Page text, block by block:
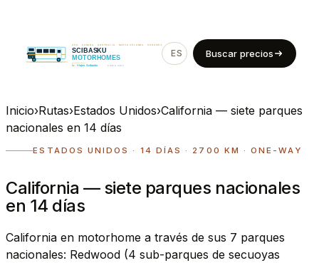
ES EN
Buscar precios
Inicio›Rutas›Estados Unidos›California — siete parques
nacionales en 14 días
ESTADOS UNIDOS · 14 DÍAS · 2700 KM · ONE-WAY
California — siete parques nacionales
en 14 días
California en motorhome a través de sus 7 parques
nacionales: Redwood (4 sub-parques de secuoyas